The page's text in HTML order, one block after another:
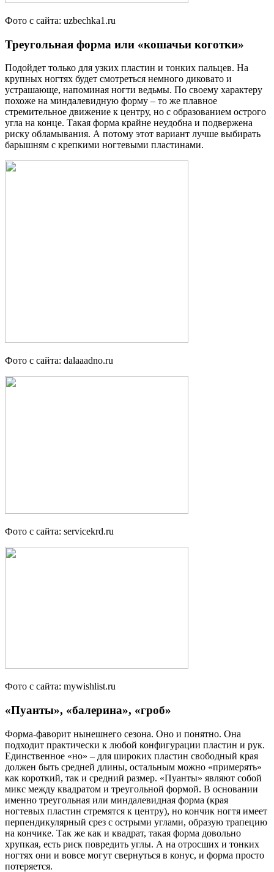
Фото с сайта: uzbechka1.ru
Треугольная форма или «кошачьи коготки»
Подойдет только для узких пластин и тонких пальцев. На
крупных ногтях будет смотреться немного диковато и
устрашающе, напоминая ногти ведьмы. По своему характеру
похоже на миндалевидную форму – то же плавное
стремительное движение к центру, но с образованием острого
угла на конце. Такая форма крайне неудобна и подвержена
риску обламывания. А потому этот вариант лучше выбирать
барышням с крепкими ногтевыми пластинами.
Фото с сайта: dalaaadno.ru
Фото с сайта: servicekrd.ru
Фото с сайта: mywishlist.ru
«Пуанты», «балерина», «гроб»
Форма-фаворит нынешнего сезона. Оно и понятно. Она
подходит практически к любой конфигурации пластин и рук.
Единственное «но» – для широких пластин свободный края
должен быть средней длины, остальным можно «примерять»
как короткий, так и средний размер. «Пуанты» являют собой
микс между квадратом и треугольной формой. В основании
именно треугольная или миндалевидная форма (края
ногтевых пластин стремятся к центру), но кончик ногтя имеет
перпендикулярный срез с острыми углами, образую трапецию
на кончике. Так же как и квадрат, такая форма довольно
хрупкая, есть риск повредить углы. А на отросших и тонких
ногтях они и вовсе могут свернуться в конус, и форма просто
потеряется.